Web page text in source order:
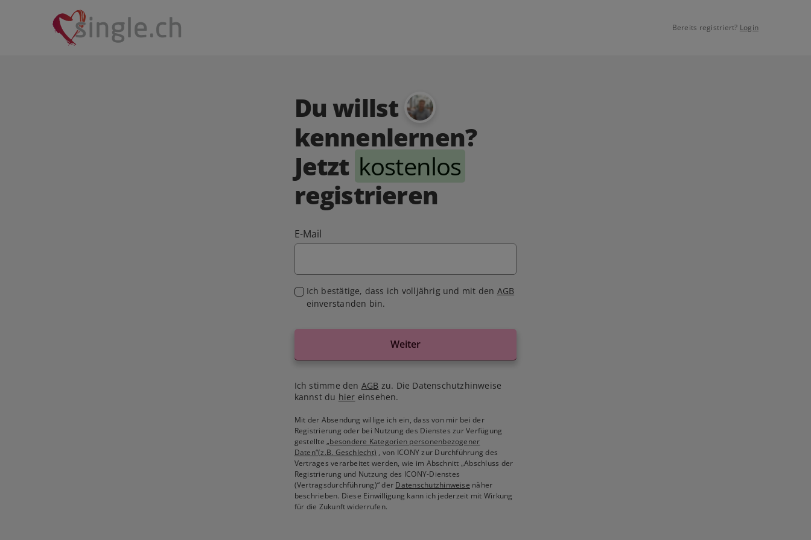
Bereits registriert? Login
Du willst
kennenlernen?
Jetzt kostenlos
registrieren
E-Mail
Ich bestätige, dass ich volljährig und mit den AGB
einverstanden bin.
Weiter
Ich stimme den AGB zu. Die Datenschutzhinweise
kannst du hier einsehen.
Mit der Absendung willige ich ein, dass von mir bei der
Registrierung oder bei Nutzung des Dienstes zur Verfügung
gestellte„besondere Kategorien personenbezogener
Daten“(z.B. Geschlecht) , von ICONY zur Durchführung des
Vertrages verarbeitet werden, wie im Abschnitt „Abschluss der
Registrierung und Nutzung des ICONY-Dienstes
(Vertragsdurchführung)“ der Datenschutzhinweise näher
beschrieben. Diese Einwilligung kann ich jederzeit mit Wirkung
für die Zukunft widerrufen.